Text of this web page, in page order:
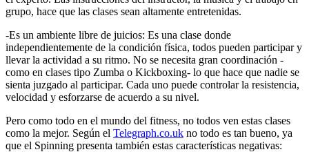
grupo, hace que las clases sean altamente entretenidas.
-Es un ambiente libre de juicios: Es una clase donde
independientemente de la condición física, todos pueden participar y
llevar la actividad a su ritmo. No se necesita gran coordinación -
como en clases tipo Zumba o Kickboxing- lo que hace que nadie se
sienta juzgado al participar. Cada uno puede controlar la resistencia,
velocidad y esforzarse de acuerdo a su nivel.
Pero como todo en el mundo del fitness, no todos ven estas clases
como la mejor. Según el Telegraph.co.uk no todo es tan bueno, ya
que el Spinning presenta también estas características negativas: